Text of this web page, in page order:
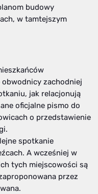
budowy
w tamtejszym
zachodniej
jak relacjonują
oficjalne pismo do
o przedstawienie
spotkanie
A wcześniej w
tych miejscowości są
przez